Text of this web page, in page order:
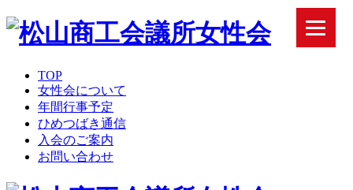
TOP
女性会について
年間行事予定
ひめつばき通信
入会のご案内
お問い合わせ